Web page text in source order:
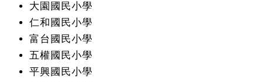
大園國民小學
仁和國民小學
富台國民小學
五權國民小學
平興國民小學